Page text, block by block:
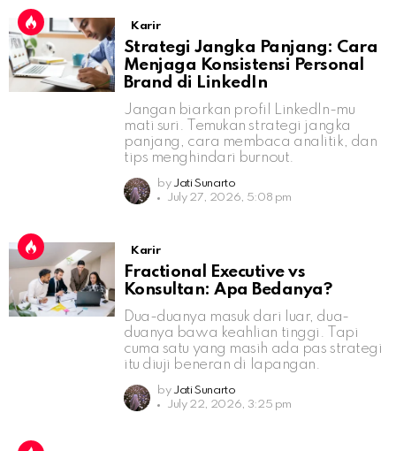
Karir
Strategi Jangka Panjang: Cara
Menjaga Konsistensi Personal
Brand di LinkedIn
Jangan biarkan profil LinkedIn-mu
mati suri. Temukan strategi jangka
panjang, cara membaca analitik, dan
tips menghindari burnout.
by Jati Sunarto
July 27, 2026, 5:08 pm
Karir
Fractional Executive vs
Konsultan: Apa Bedanya?
Dua-duanya masuk dari luar, dua-
duanya bawa keahlian tinggi. Tapi
cuma satu yang masih ada pas strategi
itu diuji beneran di lapangan.
by Jati Sunarto
July 22, 2026, 3:25 pm